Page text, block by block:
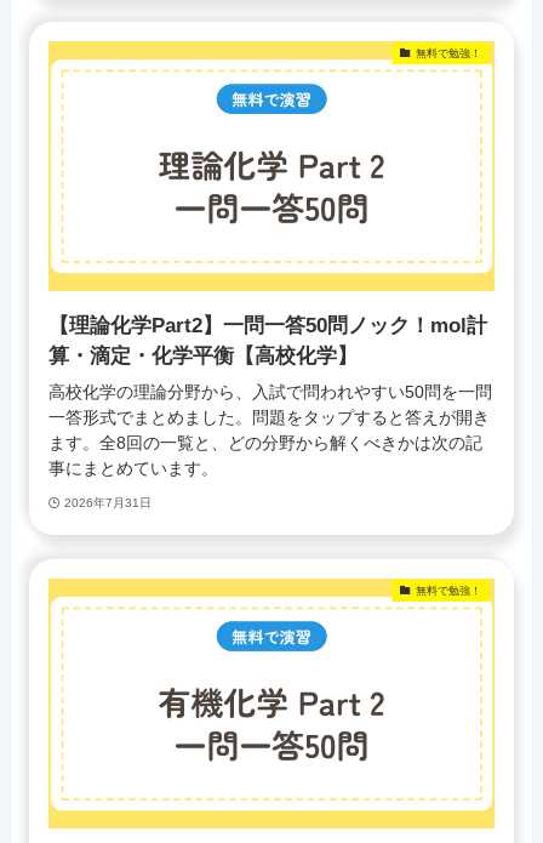
無料で勉強！
【理論化学Part2】一問一答50問ノック！mol計
算・滴定・化学平衡【高校化学】
高校化学の理論分野から、入試で問われやすい50問を一問
一答形式でまとめました。問題をタップすると答えが開き
ます。全8回の一覧と、どの分野から解くべきかは次の記
事にまとめています。
2026年7月31日
無料で勉強！